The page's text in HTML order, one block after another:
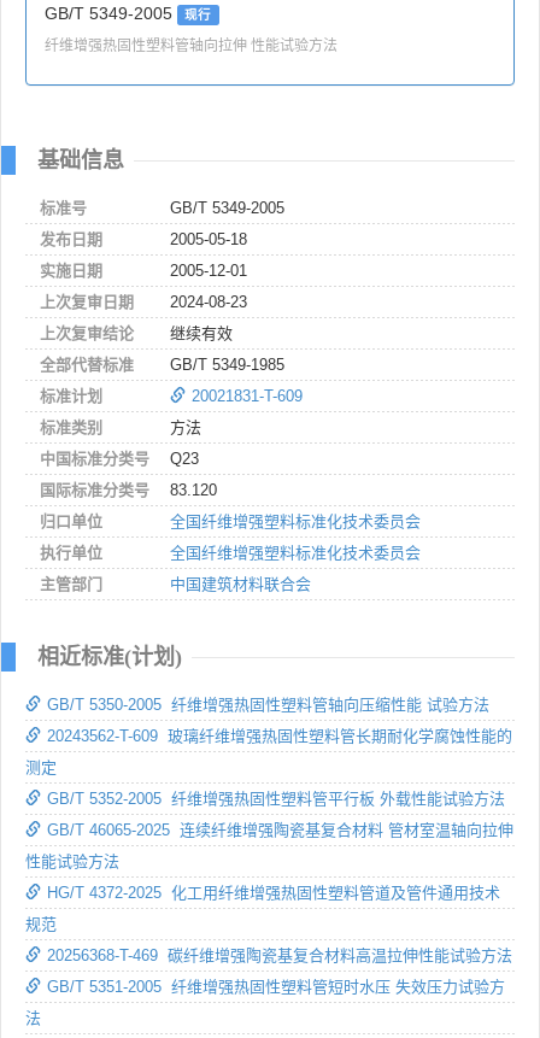
GB/T 5349-2005 现行
纤维增强热固性塑料管轴向拉伸 性能试验方法
基础信息
标准号
GB/T 5349-2005
发布日期
2005-05-18
实施日期
2005-12-01
上次复审日期
2024-08-23
上次复审结论
继续有效
全部代替标准
GB/T 5349-1985
标准计划
20021831-T-609
标准类别
方法
中国标准分类号
Q23
国际标准分类号
83.120
归口单位
全国纤维增强塑料标准化技术委员会
执行单位
全国纤维增强塑料标准化技术委员会
主管部门
中国建筑材料联合会
相近标准(计划)
GB/T 5350-2005 纤维增强热固性塑料管轴向压缩性能 试验方法
20243562-T-609 玻璃纤维增强热固性塑料管长期耐化学腐蚀性能的
测定
GB/T 5352-2005 纤维增强热固性塑料管平行板 外载性能试验方法
GB/T 46065-2025 连续纤维增强陶瓷基复合材料 管材室温轴向拉伸
性能试验方法
HG/T 4372-2025 化工用纤维增强热固性塑料管道及管件通用技术
规范
20256368-T-469 碳纤维增强陶瓷基复合材料高温拉伸性能试验方法
GB/T 5351-2005 纤维增强热固性塑料管短时水压 失效压力试验方
法